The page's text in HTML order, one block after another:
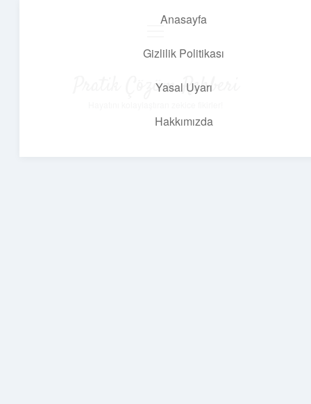
Anasayfa
Gizlilik Politikası
Yasal Uyarı
Hakkımızda
Pratik Çözüm Rehberi